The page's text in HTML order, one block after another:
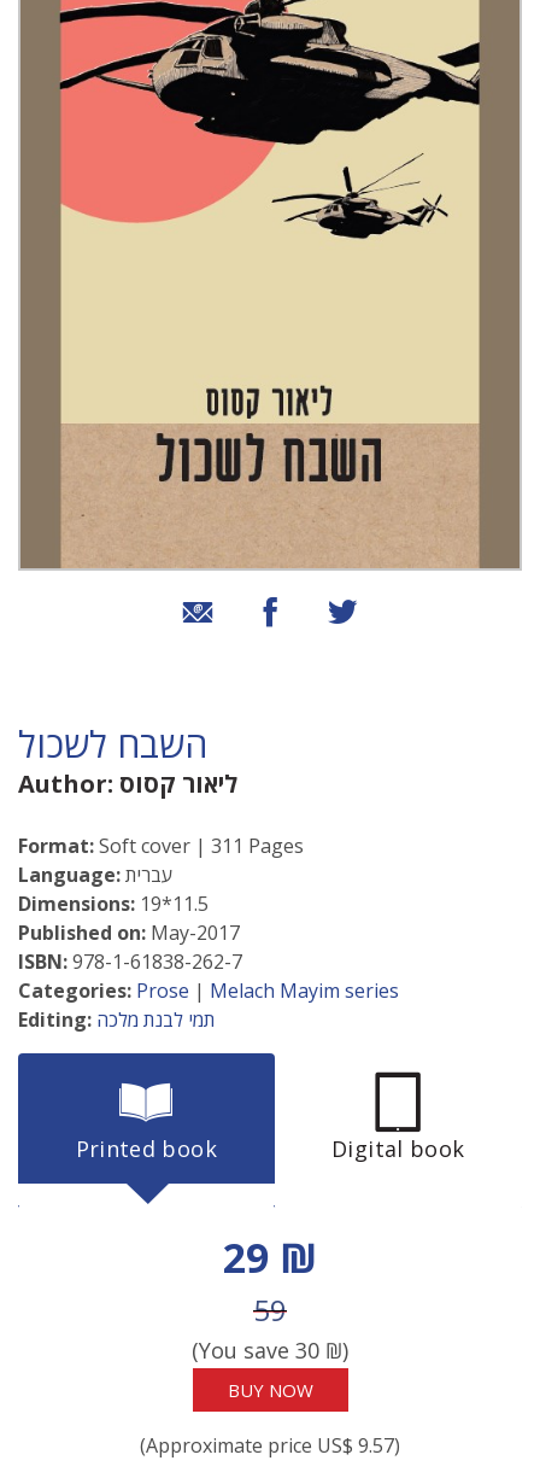
שיתוף באמצעות אימייל
שיתוף בפייסבוק
השבח לשכול
Author: ליאור קסוס
Format:Soft cover | 311 Pages
Language:עברית
Dimensions: 19*11.5
Published on: May-2017
ISBN:978-1-61838-262-7
Categories: Prose | Melach Mayim series
Editing: תמי לבנת מלכה
Printed book Digital book
Discount price
29 ₪
Price before discount
59
(You save 30 ₪)
BUY NOW
(Approximate price US$ 9.57)